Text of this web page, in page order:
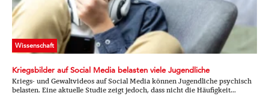
Wissenschaft
Kriegsbilder auf Social Media belasten viele Jugendliche
Kriegs- und Gewaltvideos auf Social Media können Jugendliche psychisch
belasten. Eine aktuelle Studie zeigt jedoch, dass nicht die Häufigkeit...